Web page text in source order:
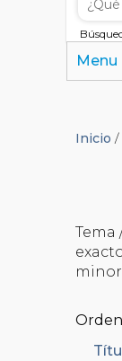
Menu
Inicio /
Tema